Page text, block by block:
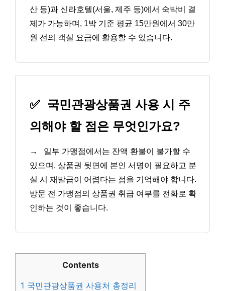
산 등)과 신라호텔(서울, 제주 등)에서 숙박비 결
제가 가능하며, 1박 기준 평균 15만원에서 30만
원 선의 객실 요금에 활용할 수 있습니다.
✅ 국민관광상품권 사용 시 주
의해야 할 점은 무엇인가요?
→
일부 가맹점에서는 잔액 환불이 불가할 수
있으며, 상품권 뒷면에 본인 서명이 필요하고 분
실 시 재발급이 어렵다는 점을 기억해야 합니다.
방문 전 가맹점의 상품권 취급 여부를 전화로 확
인하는 것이 좋습니다.
Contents
1 국민관광상품권 사용처 총정리